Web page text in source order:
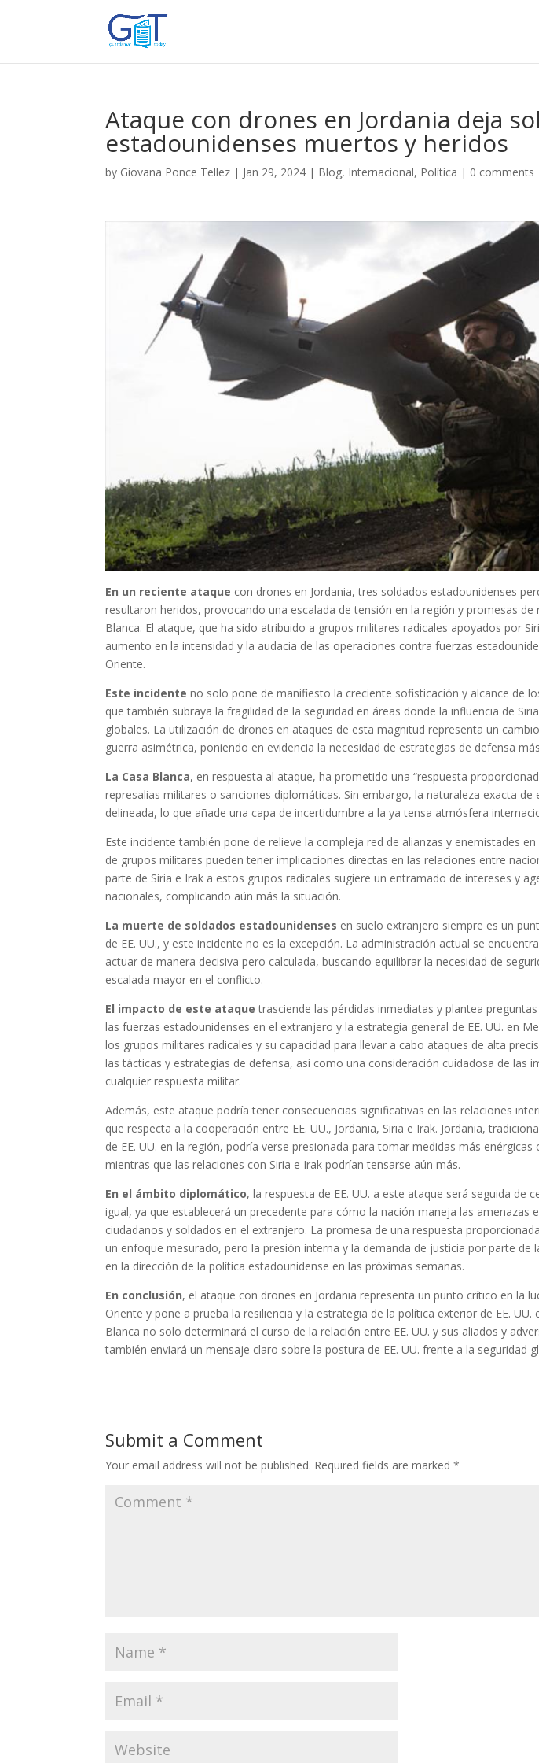
Ataque con drones en Jordania deja
estadounidenses muertos y heridos
by Giovana Ponce Tellez | Jan 29, 2024 | Blog, Internacional, Política | 0 comments
En un reciente ataque con drones en Jordania, tres soldados estadounidenses
resultaron heridos, provocando una escalada de tensión en la región y promesas de
Blanca. El ataque, que ha sido atribuido a grupos militares radicales apoyados por
aumento en la intensidad y la audacia de las operaciones contra fuerzas
Oriente.
Este incidente no solo pone de manifiesto la creciente sofisticación y alcance de
que también subraya la fragilidad de la seguridad en áreas donde la influencia de
globales. La utilización de drones en ataques de esta magnitud representa un
guerra asimétrica, poniendo en evidencia la necesidad de estrategias de defensa
La Casa Blanca, en respuesta al ataque, ha prometido una “respuesta
represalias militares o sanciones diplomáticas. Sin embargo, la naturaleza exacta
delineada, lo que añade una capa de incertidumbre a la ya tensa atmósfera
Este incidente también pone de relieve la compleja red de alianzas y enemistades
de grupos militares pueden tener implicaciones directas en las relaciones entre
parte de Siria e Irak a estos grupos radicales sugiere un entramado de intereses y
nacionales, complicando aún más la situación.
La muerte de soldados estadounidenses en suelo extranjero siempre es un
de EE. UU., y este incidente no es la excepción. La administración actual se
actuar de manera decisiva pero calculada, buscando equilibrar la necesidad de
escalada mayor en el conflicto.
El impacto de este ataque trasciende las pérdidas inmediatas y plantea
las fuerzas estadounidenses en el extranjero y la estrategia general de EE. UU. en
los grupos militares radicales y su capacidad para llevar a cabo ataques de alta
las tácticas y estrategias de defensa, así como una consideración cuidadosa de las
cualquier respuesta militar.
Además, este ataque podría tener consecuencias significativas en las relaciones
que respecta a la cooperación entre EE. UU., Jordania, Siria e Irak. Jordania,
de EE. UU. en la región, podría verse presionada para tomar medidas más
mientras que las relaciones con Siria e Irak podrían tensarse aún más.
En el ámbito diplomático, la respuesta de EE. UU. a este ataque será seguida de
igual, ya que establecerá un precedente para cómo la nación maneja las amenazas
ciudadanos y soldados en el extranjero. La promesa de una respuesta
un enfoque mesurado, pero la presión interna y la demanda de justicia por parte de
en la dirección de la política estadounidense en las próximas semanas.
En conclusión, el ataque con drones en Jordania representa un punto crítico en la
Oriente y pone a prueba la resiliencia y la estrategia de la política exterior de EE. UU.
Blanca no solo determinará el curso de la relación entre EE. UU. y sus aliados y
también enviará un mensaje claro sobre la postura de EE. UU. frente a la seguridad
Submit a Comment
Your email address will not be published. Required fields are marked*